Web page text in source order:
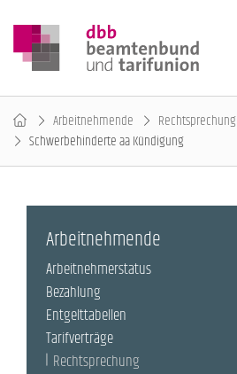
Arbeitnehmende Rechtsprechung
Schwerbehinderte aa Kündigung
Arbeitnehmende
Arbeitnehmerstatus
Bezahlung
Entgelttabellen
Tarifverträge
Rechtsprechung